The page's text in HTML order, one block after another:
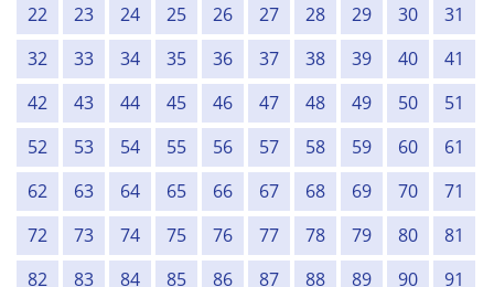
22
23 24 25 26 27 28 29 30
31
32
33 34 35 36 37 38 39 40
41
42
43 44 45 46 47 48 49 50
51
52
53 54 55 56 57 58 59 60
61
62
63 64 65 66 67 68 69 70
71
72
73 74 75 76 77 78 79 80
81
82
83 84 85 86 87 88 89 90
91